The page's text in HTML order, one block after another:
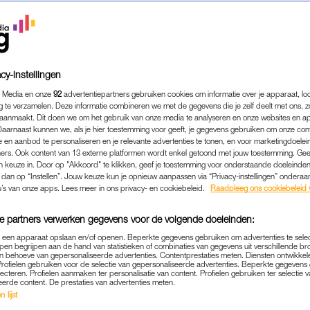
DÉ
MOGELIJK GEZOND
HOUDEN
BEAUTY |HUIDWIJZER MET JETSKE ULTEE
17-05-2026 | JETSKE ULTEE
hot. Maar eerlijk gezegd is het niet nieuw. Want
dan doe je al jaren aan
instellingen
en onze 92 advertentiepartners gebruiken cookies om informatie over je apparaat,
te verzamelen. Deze informatie combineren we met de gegevens die je zelf deelt met ons,
Dit doen we om het gebruik van onze media te analyseren en onze websites en
kunnen we, als je hier toestemming voor geeft, je gegevens gebruiken om onze
en aanbod te personaliseren en je relevante advertenties te tonen, en voor
Ook content van 13 externe platformen wordt enkel getoond met jouw toestemming.
keuze in. Door op "Akkoord" te klikken, geef je toestemming voor onderstaande
op “Instellen”. Jouw keuze kun je opnieuw aanpassen via “Privacy-instellingen”
van onze apps. Lees meer in ons privacy- en cookiebeleid.
Raadpleeg ons cookiebeleid
partners verwerken gegevens voor de volgende doeleinden:
apparaat opslaan en/of openen. Beperkte gegevens gebruiken om advertenties te
begrijpen aan de hand van statistieken of combinaties van gegevens uit verschillende
behoeve van gepersonaliseerde advertenties. Contentprestaties meten. Diensten
gebruiken voor de selectie van gepersonaliseerde advertenties. Beperkte
Profielen aanmaken ter personalisatie van content. Profielen gebruiken ter selectie
content. De prestaties van advertenties meten.
lijst